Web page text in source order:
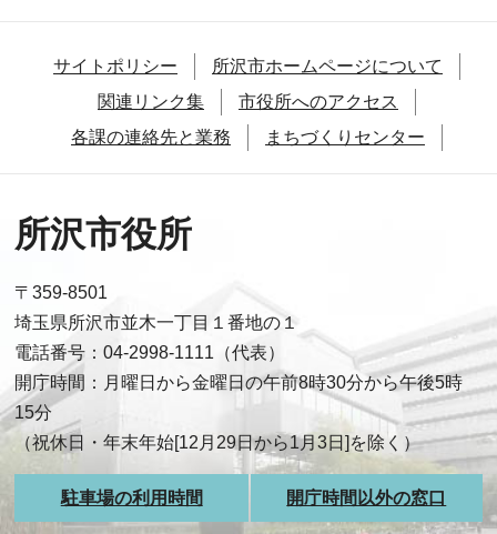
サイトポリシー
所沢市ホームページについて
関連リンク集
市役所へのアクセス
各課の連絡先と業務
まちづくりセンター
所沢市役所
〒359-8501
埼玉県所沢市並木一丁目１番地の１
電話番号：04-2998-1111（代表）
開庁時間：月曜日から金曜日の午前8時30分から午後5時
15分
（祝休日・年末年始[12月29日から1月3日]を除く）
駐車場の利用時間 開庁時間以外の窓口